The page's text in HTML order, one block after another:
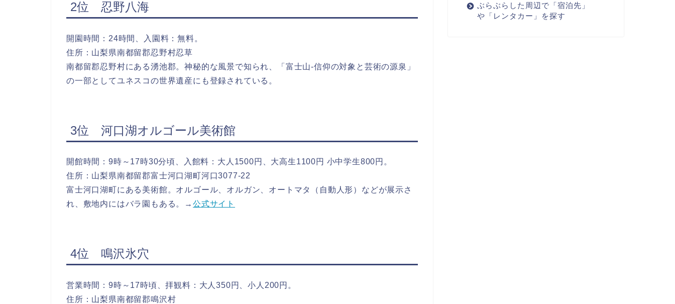
2位 忍野八海
開園時間：24時間、入園料：無料。
住所：山梨県南都留郡忍野村忍草
南都留郡忍野村にある湧池郡。神秘的な風景で知られ、「富士山-信仰の対象と芸術の源泉」
の一部としてユネスコの世界遺産にも登録されている。
3位 河口湖オルゴール美術館
開館時間：9時～17時30分頃、入館料：大人1500円、大高生1100円 小中学生800円。
住所：山梨県南都留郡富士河口湖町河口3077-22
富士河口湖町にある美術館。オルゴール、オルガン、オートマタ（自動人形）などが展示さ
れ、敷地内にはバラ園もある。→ 公式サイト
4位 鳴沢氷穴
営業時間：9時～17時頃、拝観料：大人350円、小人200円。
住所：山梨県南都留郡鳴沢村
ぶらぶらした周辺で「宿泊先」
や「レンタカー」を探す